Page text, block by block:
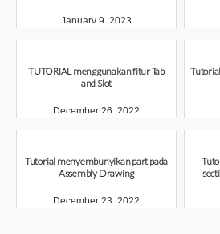
January 9, 2023
TUTORIAL menggunakan fitur Tab
and Slot
December 26, 2022
Tutorial menyembunyikan part pada
Assembly Drawing
December 23, 2022